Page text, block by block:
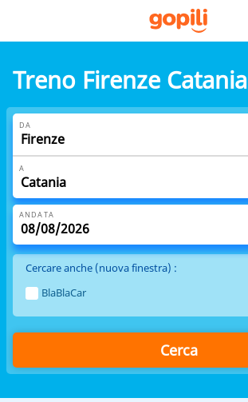
Treno Firenze Catania
DA
A
ANDATA
Cercare anche (nuova finestra) :
BlaBlaCar
Cerca